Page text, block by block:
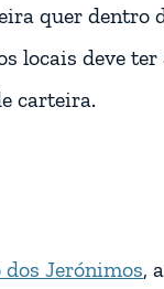
quer dentro
locais deve ter
carteira.
Jerónimos,